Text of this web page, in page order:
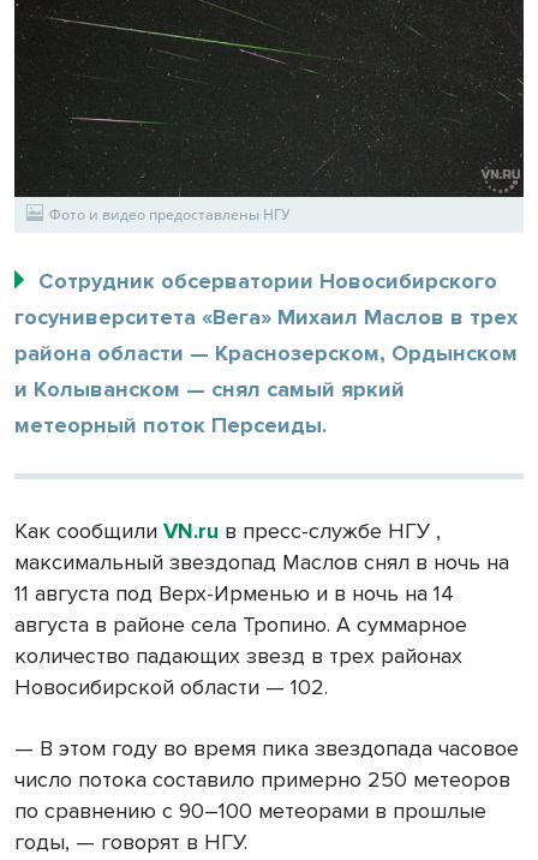
Фото и видео предоставлены НГУ
Сотрудник обсерватории Новосибирского
госуниверситета «Вега» Михаил Маслов в трех
района области — Краснозерском, Ордынском
и Колыванском — снял самый яркий
метеорный поток Персеиды.
Как сообщили VN.ru в пресс-службе НГУ ,
максимальный звездопад Маслов снял в ночь на
11 августа под Верх-Ирменью и в ночь на 14
августа в районе села Тропино. А суммарное
количество падающих звезд в трех районах
Новосибирской области — 102.
— В этом году во время пика звездопада часовое
число потока составило примерно 250 метеоров
по сравнению с 90–100 метеорами в прошлые
годы, — говорят в НГУ.